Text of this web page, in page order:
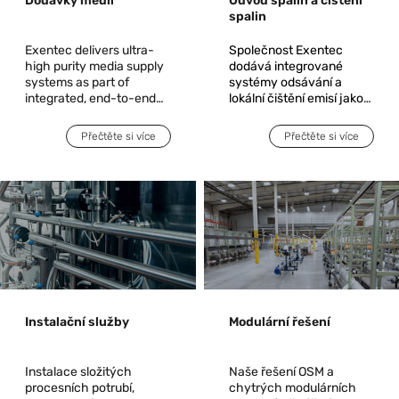
Exentec delivers ultra-
high purity media supply
systems as part of
integrated, end-to-end
manufacturing
environments. Acting as
partner, Exentec takes
responsibility from
engineering and system
design through
installation,
commissioning, and
operational readiness.
Přečtěte si více
spalin
Společnost Exentec
dodává integrované
systémy odsávání a
lokální čištění emisí jako
řešení pro kritická výrobní
prostředí. Zajišťujeme
vyhovující a spolehlivé
zachycování a čištění
procesních emisí
vznikajících při
procesech nanášení,
leptání a difúze.
Přečtěte si více
Instalační služby
Instalace složitých
procesních potrubí,
Modulární řešení
Naše řešení OSM a
chytrých modulárních